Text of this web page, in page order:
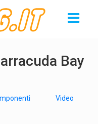
Bay
Video